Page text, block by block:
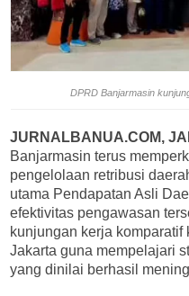
DPRD Banjarmasin
JURNALBANUA.COM,
Banjarmasin terus
pengelolaan retribusi
utama Pendapatan Asli
efektivitas pengawasan
kunjungan kerja komparatif
Jakarta guna mempelajari
yang dinilai berhasil